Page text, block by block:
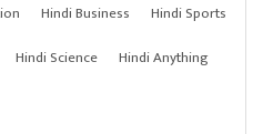
Hindi Business
Hindi Sports
Hindi Science
Hindi Anything